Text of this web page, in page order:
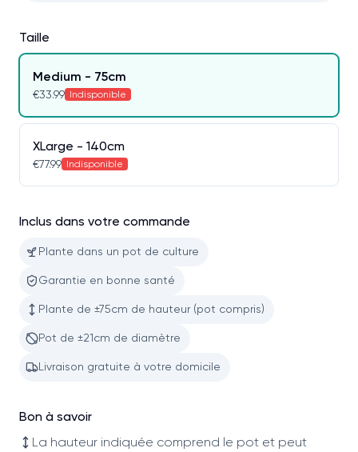
Taille
Medium - 75cm
€33.99 Indisponible
XLarge - 140cm
€77.99 Indisponible
Inclus dans votre commande
Plante dans un pot de culture
Garantie en bonne santé
Plante de ±75cm de hauteur (pot compris)
Pot de ±21cm de diamètre
Livraison gratuite à votre domicile
Bon à savoir
La hauteur indiquée comprend le pot et peut